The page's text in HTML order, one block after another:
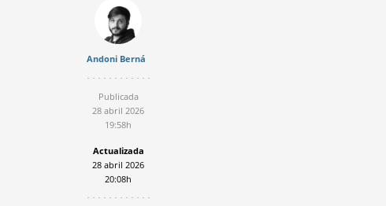
Andoni Berná
Publicada
28 abril 2026
19:58h
Actualizada
28 abril 2026
20:08h